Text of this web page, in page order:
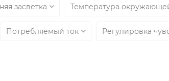
засветка Температура
Потребляемый ток Регулировка